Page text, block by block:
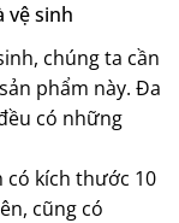
vệ sinh
, chúng ta cần
phẩm này. Đa
có những
có kích thước 10
cũng có